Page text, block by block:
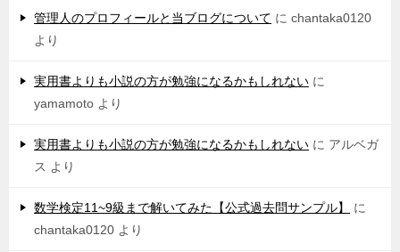
管理人のプロフィールと当ブログについて に chantaka0120
より
実用書よりも小説の方が勉強になるかもしれない に
yamamoto より
実用書よりも小説の方が勉強になるかもしれない に アルベガ
ス より
数学検定11~9級まで解いてみた【公式過去問サンプル】
に
chantaka0120 より